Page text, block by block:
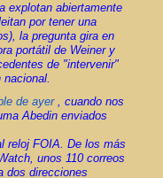
explotan abiertamente
por tener una
la pregunta gira en
portátil de Weiner y
de "intervenir"
de ayer, cuando nos
Abedin enviados
reloj FOIA.
De los más
unos 110 correos
dos direcciones